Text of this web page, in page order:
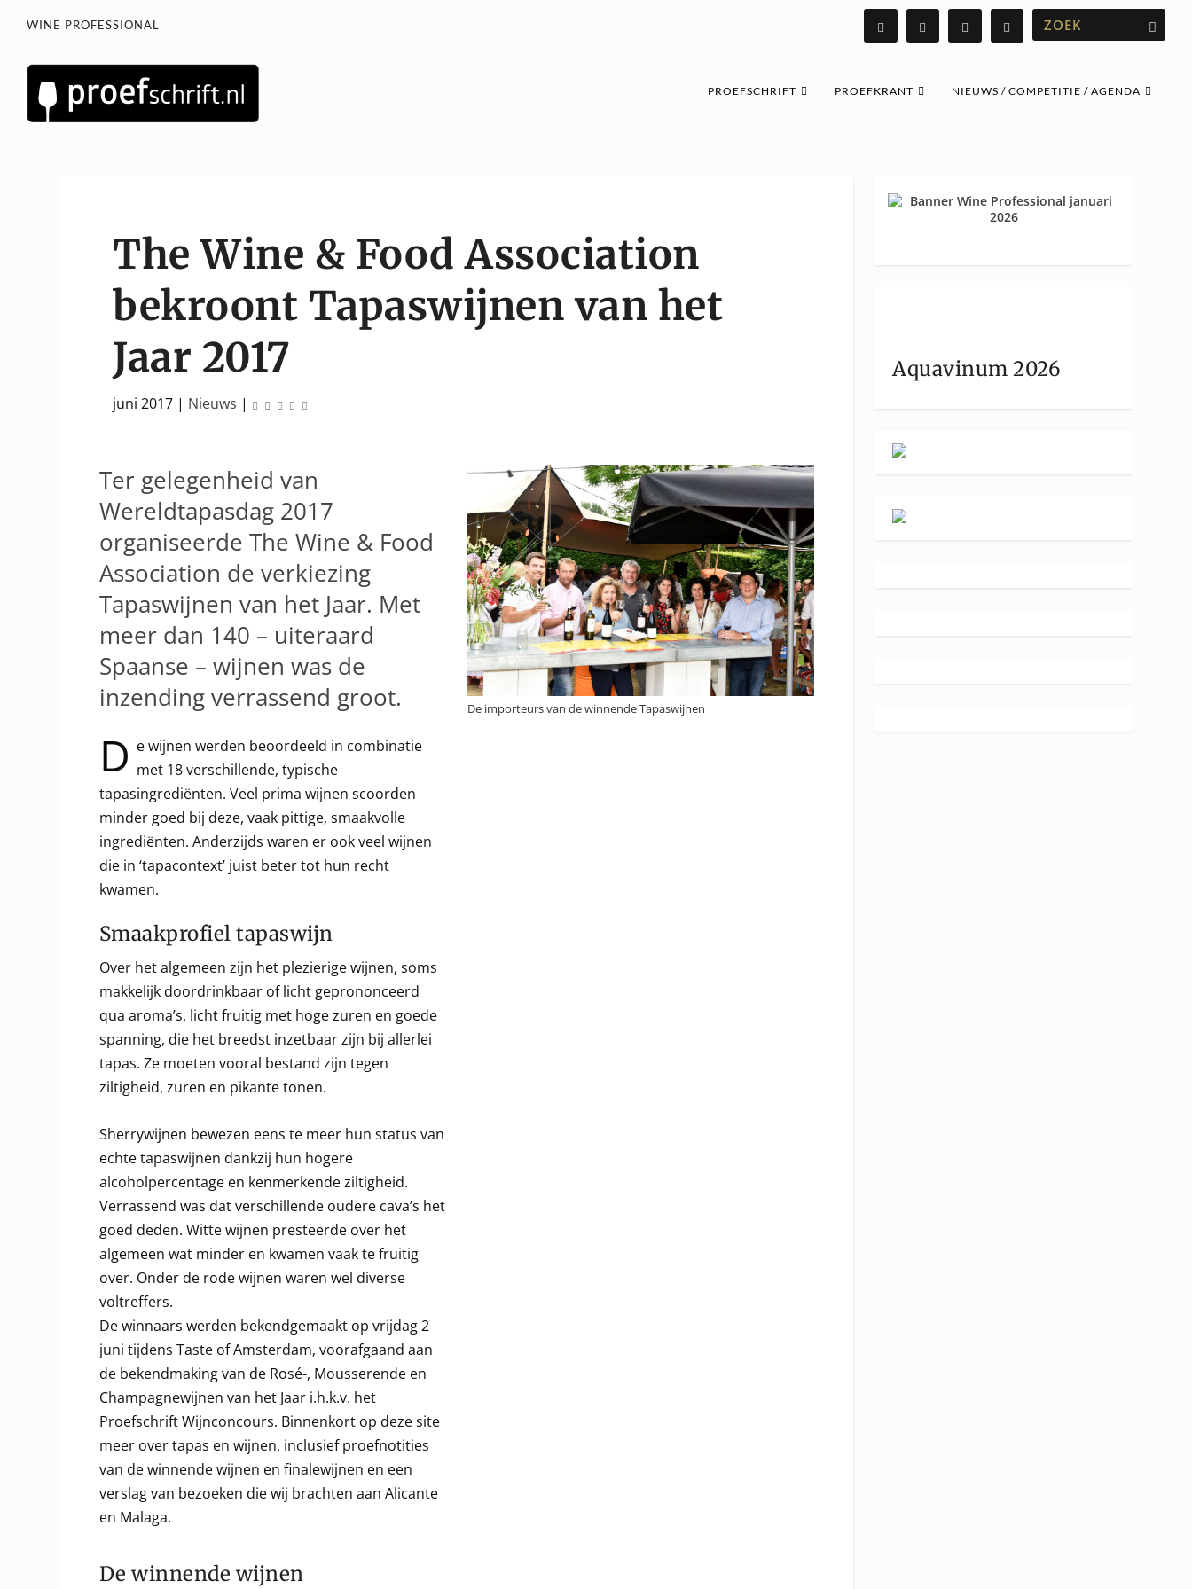
WINE PROFESSIONAL
PROEFSCHRIFT PROEFKRANT NIEUWS / COMPETITIE / AGENDA
The Wine & Food Association
bekroont Tapaswijnen van het
Jaar 2017
juni 2017 | Nieuws |
Ter gelegenheid van
Wereldtapasdag 2017
organiseerde The Wine & Food
Association de verkiezing
Tapaswijnen van het Jaar. Met
meer dan 140 – uiteraard
Spaanse – wijnen was de
inzending verrassend groot.
D e wijnen werden beoordeeld in combinatie
met 18 verschillende, typische
tapasingrediënten. Veel prima wijnen scoorden
minder goed bij deze, vaak pittige, smaakvolle
ingrediënten. Anderzijds waren er ook veel wijnen
die in ‘tapacontext’ juist beter tot hun recht
kwamen.
Smaakprofiel tapaswijn
Over het algemeen zijn het plezierige wijnen, soms
makkelijk doordrinkbaar of licht geprononceerd
qua aroma’s, licht fruitig met hoge zuren en goede
spanning, die het breedst inzetbaar zijn bij allerlei
tapas. Ze moeten vooral bestand zijn tegen
ziltigheid, zuren en pikante tonen.
Sherrywijnen bewezen eens te meer hun status van
echte tapaswijnen dankzij hun hogere
alcoholpercentage en kenmerkende ziltigheid.
Verrassend was dat verschillende oudere cava’s het
goed deden. Witte wijnen presteerde over het
algemeen wat minder en kwamen vaak te fruitig
over. Onder de rode wijnen waren wel diverse
voltreffers.
De winnaars werden bekendgemaakt op vrijdag 2
juni tijdens Taste of Amsterdam, voorafgaand aan
de bekendmaking van de Rosé-, Mousserende en
Champagnewijnen van het Jaar i.h.k.v. het
Proefschrift Wijnconcours. Binnenkort op deze site
meer over tapas en wijnen, inclusief proefnotities
van de winnende wijnen en finalewijnen en een
verslag van bezoeken die wij brachten aan Alicante
en Malaga.
De winnende wijnen
De importeurs van de winnende Tapaswijnen
Aquavinum 2026